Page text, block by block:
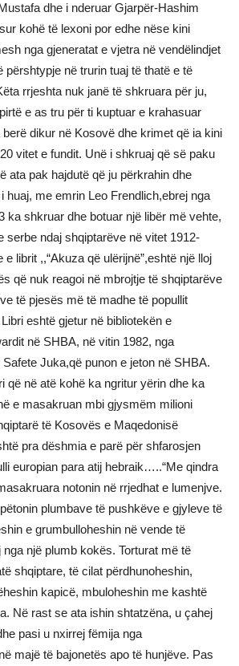
dhe i nderuar Gjarpër-Hashim
kohë të lexoni por edhe nëse kini
nga gjeneratat e vjetra në vendëlindjet
përshtypje në trurin tuaj të thatë e të
nuk janë të shkruara për ju,
e as tru për ti kuptuar e krahasuar
dikur në Kosovë dhe krimet që ia kini
vitet e fundit. Unë i shkruaj që së paku
ata pak hajdutë që ju përkrahin dhe
huaj, me emrin Leo Frendlich,ebrej nga
ka shkruar dhe botuar një libër më vehte,
serbe ndaj shqiptarëve në vitet 1912-
librit ,,“Akuza që ulërijnë”,eshtë një lloj
që nuk reagoi në mbrojtje të shqiptarëve
të pjesës më të madhe të popullit
eshtë gjetur në bibliotekën e
në SHBA, në vitin 1982, nga
Juka,që punon e jeton në SHBA.
që në atë kohë ka ngritur yërin dhe ka
e masakruan mbi gjysmëm milioni
të Kosovës e Maqedonisë
pra dëshmia e parë për shfarosjen
europian para atij hebraik…..“Me qindra
notonin në rrjedhat e lumenjve.
plumbave të pushkëve e gjyleve të
e grumbulloheshin në vende të
një plumb kokës. Torturat më të
shqiptare, të cilat përdhunoheshin,
kapicë, mbuloheshin me kashtë
Në rast se ata ishin shtatzëna, u çahej
pasi u nxirrej fëmija nga
majë të bajonetës apo të hunjëve. Pas